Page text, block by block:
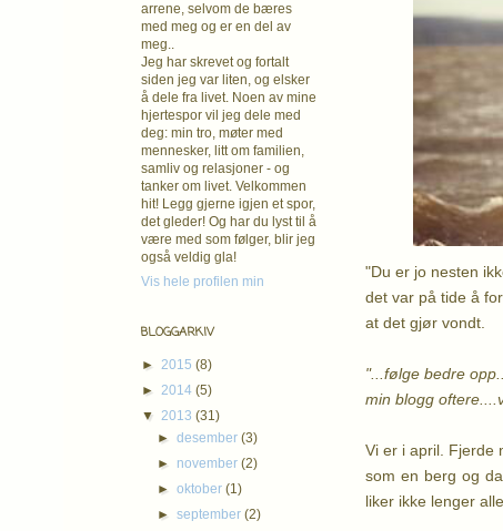
"Du er jo nesten
det var på tide å
at det gjør vondt.
"...følge bedre
min blogg
Vi er i april. Fjerde
som en berg og
liker ikke lenger
arrene, selvom de bæres
med meg og er en del av
meg..
Jeg har skrevet og fortalt
siden jeg var liten, og elsker
å dele fra livet. Noen av mine
hjertespor vil jeg dele med
deg: min tro, møter med
mennesker, litt om familien,
samliv og relasjoner - og
tanker om livet. Velkommen
hit! Legg gjerne igjen et spor,
det gleder! Og har du lyst til å
være med som følger, blir jeg
også veldig gla!
Vis hele profilen min
BLOGGARKIV
► 2015 (8)
► 2014 (5)
▼ 2013 (31)
►desember(3)
► november(2)
►oktober(1)
►september(2)